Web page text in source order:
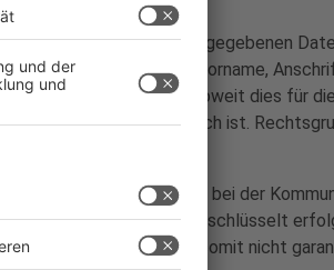
wir die von Ihnen angegebenen
Geschlecht, Name und Vorname,
solange und soweit dies für
Rückfragen erforderlich ist.
im Internet (z.B. bei der
und grundsätzlich unverschlüsselt
durch Dritte kann somit nicht